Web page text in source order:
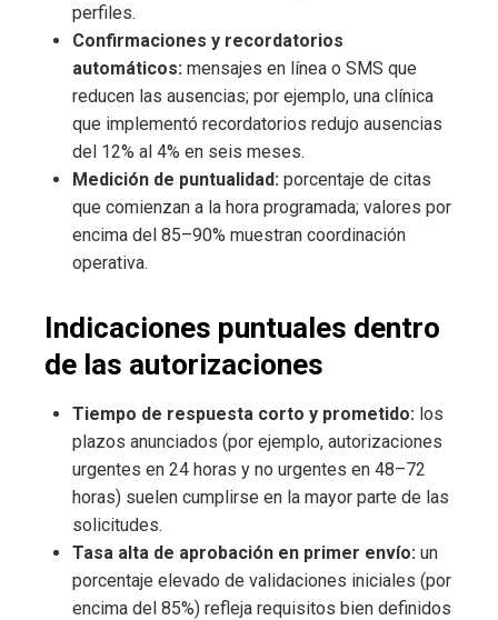
perfiles.
Confirmaciones y recordatorios
automáticos: mensajes en línea o SMS que
reducen las ausencias; por ejemplo, una clínica
que implementó recordatorios redujo ausencias
del 12% al 4% en seis meses.
Medición de puntualidad: porcentaje de citas
que comienzan a la hora programada; valores por
encima del 85–90% muestran coordinación
operativa.
Indicaciones puntuales dentro
de las autorizaciones
Tiempo de respuesta corto y prometido: los
plazos anunciados (por ejemplo, autorizaciones
urgentes en 24 horas y no urgentes en 48–72
horas) suelen cumplirse en la mayor parte de las
solicitudes.
Tasa alta de aprobación en primer envío: un
porcentaje elevado de validaciones iniciales (por
encima del 85%) refleja requisitos bien definidos